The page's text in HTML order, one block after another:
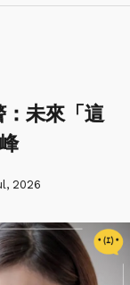
未來「這
2026